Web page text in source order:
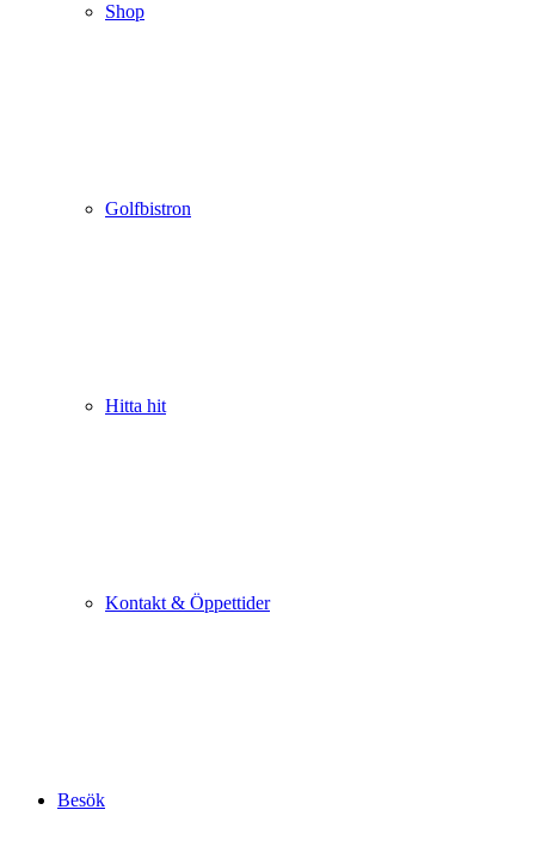
Shop
Golfbistron
Hitta hit
Kontakt & Öppettider
Besök